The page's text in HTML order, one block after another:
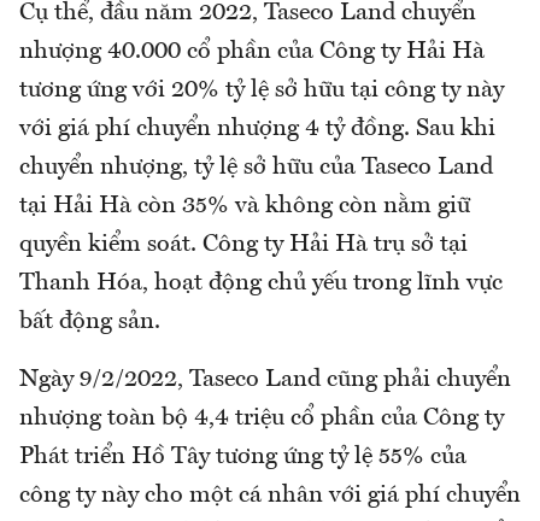
Cụ thể, đầu năm 2022, Taseco Land chuyển
nhượng 40.000 cổ phần của Công ty Hải Hà
tương ứng với 20% tỷ lệ sở hữu tại công ty này
với giá phí chuyển nhượng 4 tỷ đồng. Sau khi
chuyển nhượng, tỷ lệ sở hữu của Taseco Land
tại Hải Hà còn 35% và không còn nằm giữ
quyền kiểm soát. Công ty Hải Hà trụ sở tại
Thanh Hóa, hoạt động chủ yếu trong lĩnh vực
bất động sản.
Ngày 9/2/2022, Taseco Land cũng phải chuyển
nhượng toàn bộ 4,4 triệu cổ phần của Công ty
Phát triển Hồ Tây tương ứng tỷ lệ 55% của
công ty này cho một cá nhân với giá phí chuyển